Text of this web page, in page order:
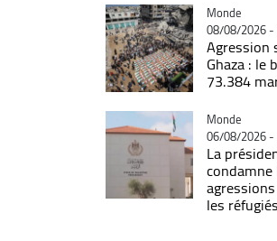
Catégorie
Monde
08/08/2026 -
Agression
Ghaza : le
73.384
Catégorie
Monde
06/08/2026 -
La
les